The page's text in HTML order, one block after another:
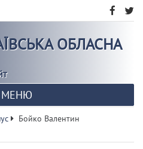
ОБЛАСНА
МЕНЮ
Бойко Валентин